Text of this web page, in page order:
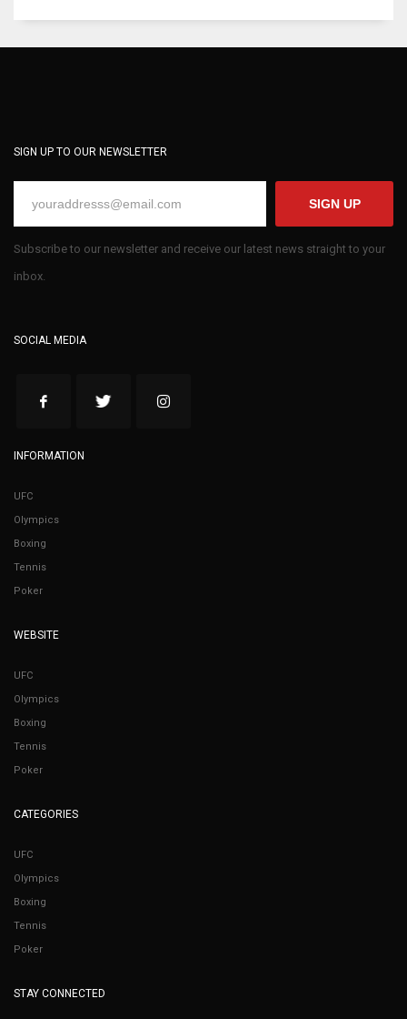
SIGN UP TO OUR NEWSLETTER
SIGN UP
Subscribe to our newsletter and receive our latest news straight to your
inbox.
SOCIAL MEDIA
INFORMATION
UFC
Olympics
Boxing
Tennis
Poker
WEBSITE
UFC
Olympics
Boxing
Tennis
Poker
CATEGORIES
UFC
Olympics
Boxing
Tennis
Poker
STAY CONNECTED